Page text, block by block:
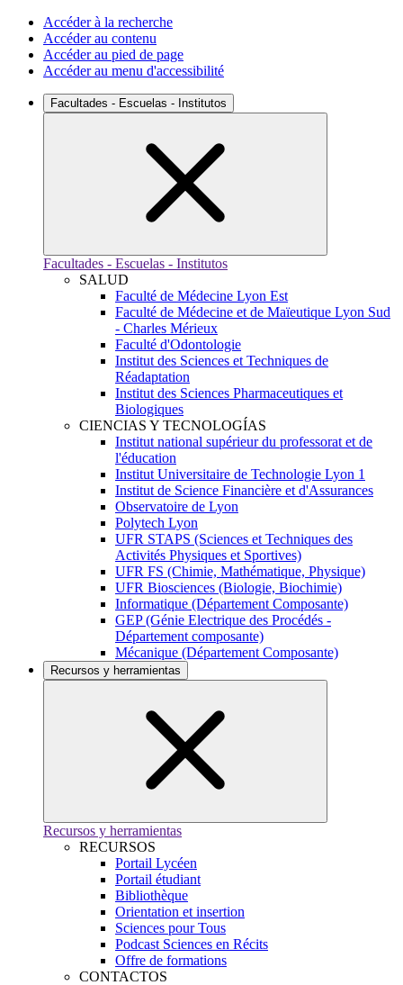
Accéder à la recherche
Accéder au contenu
Accéder au pied de page
Accéder au menu d'accessibilité
Facultades - Escuelas - Institutos
Facultades - Escuelas - Institutos
SALUD
Faculté de Médecine Lyon Est
Faculté de Médecine et de Maïeutique Lyon Sud
- Charles Mérieux
Faculté d'Odontologie
Institut des Sciences et Techniques de
Réadaptation
Institut des Sciences Pharmaceutiques et
Biologiques
CIENCIAS Y TECNOLOGÍAS
Institut national supérieur du professorat et de
l'éducation
Institut Universitaire de Technologie Lyon 1
Institut de Science Financière et d'Assurances
Observatoire de Lyon
Polytech Lyon
UFR STAPS (Sciences et Techniques des
Activités Physiques et Sportives)
UFR FS (Chimie, Mathématique, Physique)
UFR Biosciences (Biologie, Biochimie)
Informatique (Département Composante)
GEP (Génie Electrique des Procédés -
Département composante)
Mécanique (Département Composante)
Recursos y herramientas
Recursos y herramientas
RECURSOS
Portail Lycéen
Portail étudiant
Bibliothèque
Orientation et insertion
Sciences pour Tous
Podcast Sciences en Récits
Offre de formations
CONTACTOS